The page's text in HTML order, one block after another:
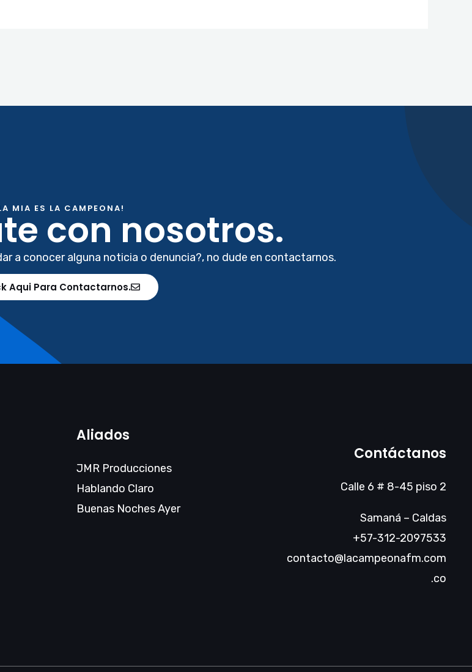
MIA ES LA CAMPEONA!
con nosotros.
a conocer alguna noticia o denuncia?, no dude en contactarnos.
Aqui Para Contactarnos.
Aliados
JMR Producciones
Hablando Claro
Buenas Noches Ayer
Contáctanos
Calle 6 # 8-45 piso 2
Samaná – Caldas
+57-312-2097533
contacto@lacampeonafm.com
.co